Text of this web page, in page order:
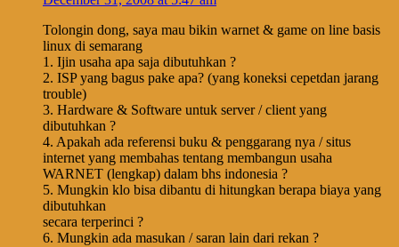
Tolongin dong, saya mau bikin warnet & game on line basis
linux di semarang
1. Ijin usaha apa saja dibutuhkan ?
2. ISP yang bagus pake apa? (yang koneksi cepetdan jarang
trouble)
3. Hardware & Software untuk server / client yang
dibutuhkan ?
4. Apakah ada referensi buku & penggarang nya / situs
internet yang membahas tentang membangun usaha
WARNET (lengkap) dalam bhs indonesia ?
5. Mungkin klo bisa dibantu di hitungkan berapa biaya yang
dibutuhkan
secara terperinci ?
6. Mungkin ada masukan / saran lain dari rekan ?